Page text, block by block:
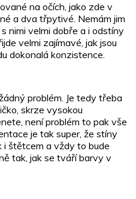
na očích, jako zde v
a dva třpytivé. Nemám jim
nimi velmi dobře a i odstíny
velmi zajímavé, jak jsou
dokonalá konzistence.
problém. Je tedy třeba
skrze vysokou
není problém to pak vše
je tak super, že stíny
i štětcem a vždy to bude
tak, jak se tváří barvy v